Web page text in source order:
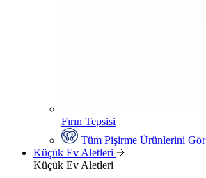
Fırın Tepsisi
Tüm Pişirme Ürünlerini Gör
Küçük Ev Aletleri
Küçük Ev Aletleri